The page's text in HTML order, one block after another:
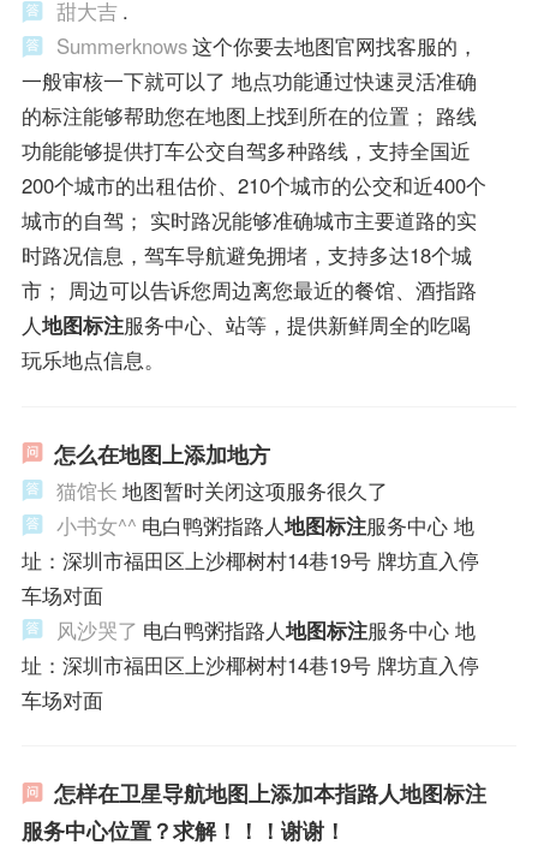
甜大吉 .
Summerknows这个你要去地图官网找客服的，
一般审核一下就可以了 地点功能通过快速灵活准确
的标注能够帮助您在地图上找到所在的位置； 路线
功能能够提供打车公交自驾多种路线，支持全国近
200个城市的出租估价、210个城市的公交和近400个
城市的自驾； 实时路况能够准确城市主要道路的实
时路况信息，驾车导航避免拥堵，支持多达18个城
市； 周边可以告诉您周边离您最近的餐馆、酒指路
人地图标注服务中心、站等，提供新鲜周全的吃喝
玩乐地点信息。
怎么在地图上添加地方
猫馆长 地图暂时关闭这项服务很久了
小书女^^ 电白鸭粥指路人地图标注服务中心 地
址：深圳市福田区上沙椰树村14巷19号 牌坊直入停
车场对面
风沙哭了 电白鸭粥指路人地图标注服务中心 地
址：深圳市福田区上沙椰树村14巷19号 牌坊直入停
车场对面
怎样在卫星导航地图上添加本指路人地图标注
服务中心位置？求解！！！谢谢！